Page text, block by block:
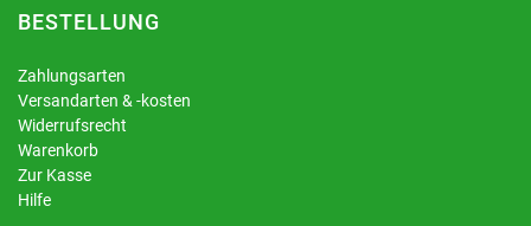
BESTELLUNG
Zahlungsarten
Versandarten & -kosten
Widerrufsrecht
Warenkorb
Zur Kasse
Hilfe